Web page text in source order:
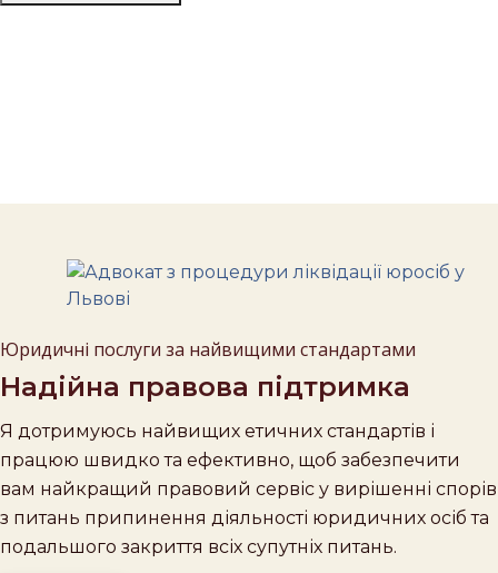
Юридичні послуги за найвищими стандартами
Надійна правова підтримка
Я дотримуюсь найвищих етичних стандартів і
працюю швидко та ефективно, щоб забезпечити
вам найкращий правовий сервіс у вирішенні спорів
з питань припинення діяльності юридичних осіб та
подальшого закриття всіх супутніх питань.